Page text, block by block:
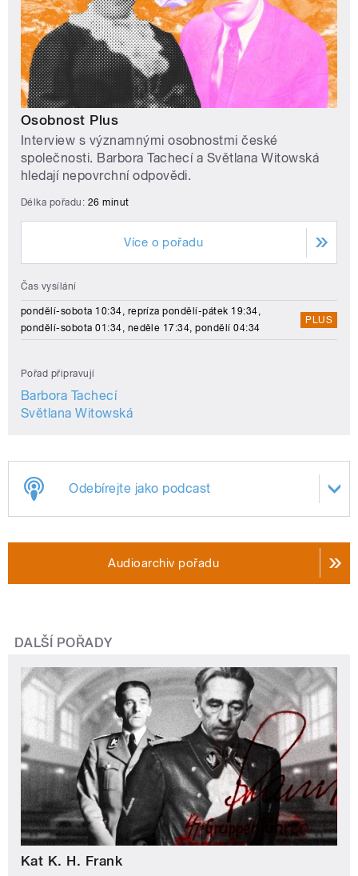
Osobnost Plus
Interview s významnými osobnostmi české
společnosti. Barbora Tachecí a Světlana Witowská
hledají nepovrchní odpovědi.
Délka pořadu: 26 minut
Více o pořadu
Čas vysílání
pondělí-sobota 10:34, repríza pondělí-pátek 19:34,
pondělí-sobota 01:34, neděle 17:34, pondělí 04:34
PLUS
Pořad připravují
Barbora Tachecí
Světlana Witowská
Odebírejte jako podcast
Audioarchiv pořadu
DALŠÍ POŘADY
Kat K. H. Frank